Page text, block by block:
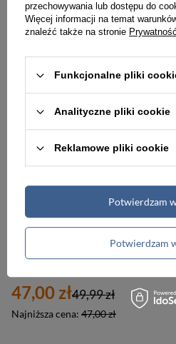
85,00 zł
Najniższa cena:85,00 zł
89,99 zł
PROMOCJA
47,00 zł
Najniższa cena: 47,00 zł
49,99 zł
przechowywania lub dostępu do
Więcej informacji na temat
znaleźć także na stronie
Funkcjonalne pliki
Analityczne pliki cookie
Reklamowe pliki cookie
Potwierdzam
Potwierdzam